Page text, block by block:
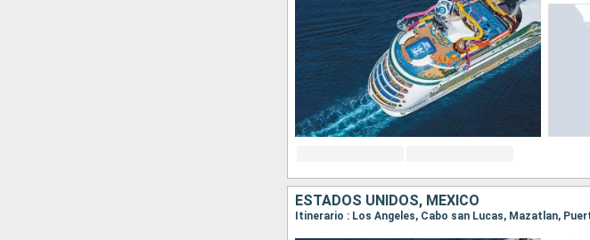
ESTADOS UNIDOS, MÉXICO
Itinerario : Los Angeles, Cabo san Lucas, Mazatlan,